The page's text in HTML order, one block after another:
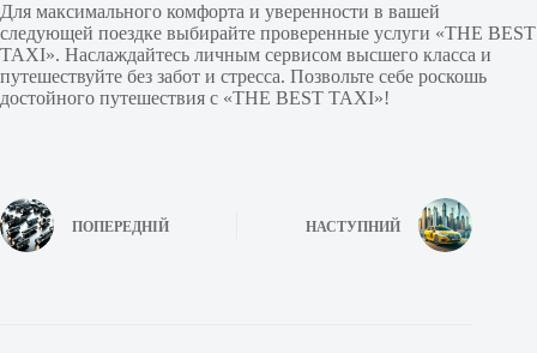
Для максимального комфорта и уверенности в вашей
следующей поездке выбирайте проверенные услуги «THE BEST
TAXI». Наслаждайтесь личным сервисом высшего класса и
путешествуйте без забот и стресса. Позвольте себе роскошь
достойного путешествия с «THE BEST TAXI»!
ПОПЕРЕДНІЙ НАСТУПНИЙ